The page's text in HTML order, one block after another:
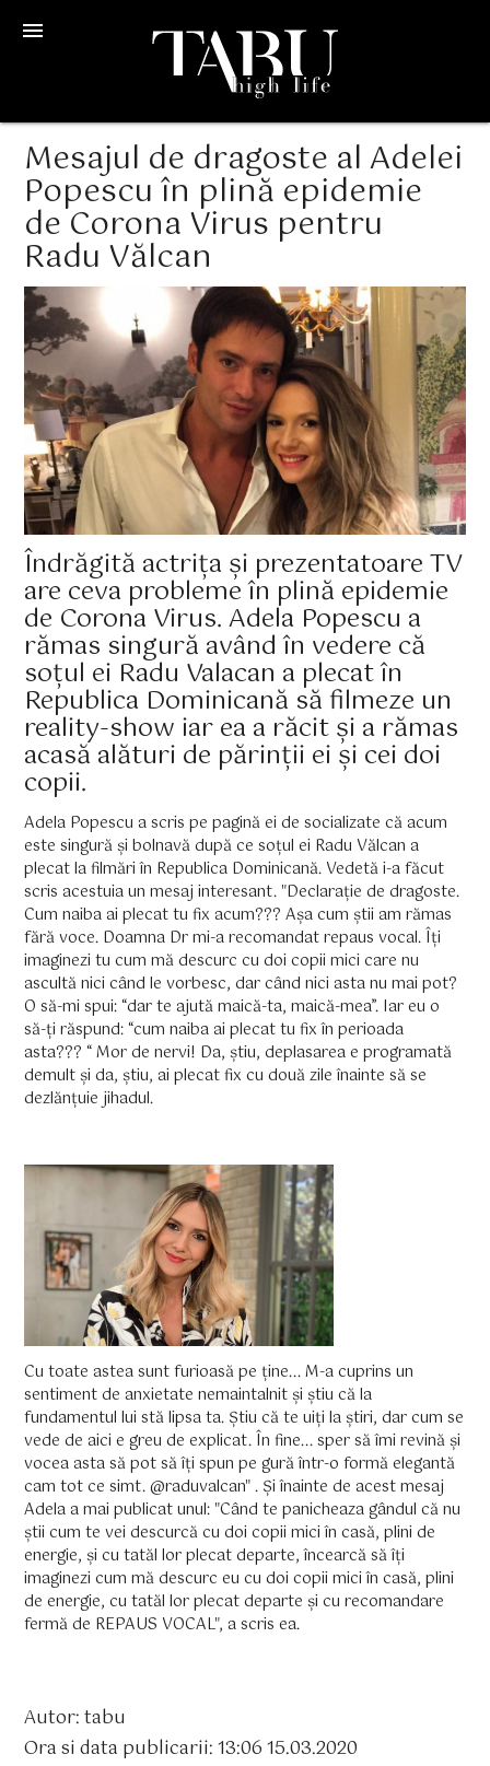
menu
Mesajul de dragoste al Adelei
Popescu în plină epidemie
de Corona Virus pentru
Radu Vălcan
Îndrăgită actrița și prezentatoare TV
are ceva probleme în plină epidemie
de Corona Virus. Adela Popescu a
rămas singură având în vedere că
soțul ei Radu Valacan a plecat în
Republica Dominicană să filmeze un
reality-show iar ea a răcit și a rămas
acasă alături de părinții ei și cei doi
copii.
Adela Popescu a scris pe pagină ei de socializate că acum
este singură și bolnavă după ce soțul ei Radu Vălcan a
plecat la filmări în Republica Dominicană. Vedetă i-a făcut
scris acestuia un mesaj interesant. "Declarație de dragoste.
Cum naiba ai plecat tu fix acum??? Așa cum știi am rămas
fără voce. Doamna Dr mi-a recomandat repaus vocal. Îți
imaginezi tu cum mă descurc cu doi copii mici care nu
ascultă nici când le vorbesc, dar când nici asta nu mai pot?
O să-mi spui: “dar te ajută maică-ta, maică-mea”. Iar eu o
să-ți răspund: “cum naiba ai plecat tu fix în perioada
asta??? “ Mor de nervi! Da, știu, deplasarea e programată
demult și da, știu, ai plecat fix cu două zile înainte să se
dezlănțuie jihadul.
Cu toate astea sunt furioasă pe ține... M-a cuprins un
sentiment de anxietate nemaintalnit și știu că la
fundamentul lui stă lipsa ta. Știu că te uiți la știri, dar cum se
vede de aici e greu de explicat. În fine... sper să îmi revină și
vocea asta să pot să îți spun pe gură într-o formă elegantă
cam tot ce simt. @raduvalcan" . Și înainte de acest mesaj
Adela a mai publicat unul: "Când te panicheaza gândul că nu
știi cum te vei descurcă cu doi copii mici în casă, plini de
energie, și cu tatăl lor plecat departe, încearcă să îți
imaginezi cum mă descurc eu cu doi copii mici în casă, plini
de energie, cu tatăl lor plecat departe și cu recomandare
fermă de REPAUS VOCAL", a scris ea.
Autor: tabu
Ora si data publicarii: 13:06 15.03.2020